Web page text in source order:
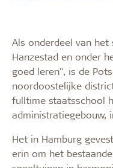
Als onderdeel van
Hanzestad en onder
goed leren", is de
noordoostelijke
fulltime staatsschool
administratiegebouw,
Het in Hamburg
erin om het